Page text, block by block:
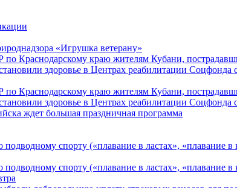
«Игрушка ветерану»
Краснодарскому краю жителям Кубани,
здоровье в Центрах реабилитации Соцфонда
Краснодарскому краю жителям Кубани,
здоровье в Центрах реабилитации Соцфонда
ждет большая праздничная программа
спорту («плавание в ластах», «плавание
спорту («плавание в ластах», «плавание в